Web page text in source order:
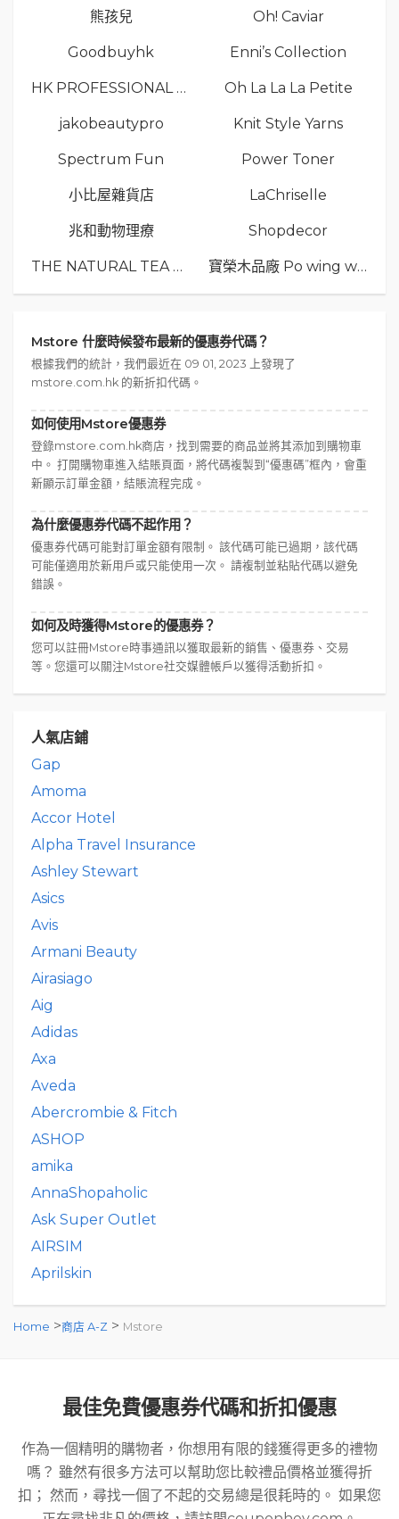
熊孩兒 Oh! Caviar
Goodbuyhk Enni’s Collection
HK PROFESSIONAL TV LIMITED Oh La La La Petite
jakobeautypro Knit Style Yarns
Spectrum Fun Power Toner
小比屋雜貨店 LaChriselle
兆和動物理療 Shopdecor
THE NATURAL TEA Co. 寶榮木品廠 Po wing wood
Mstore 什麼時候發布最新的優惠券代碼？
根據我們的統計，我們最近在 09 01, 2023 上發現了
mstore.com.hk 的新折扣代碼。
如何使用Mstore優惠券
登錄mstore.com.hk商店，找到需要的商品並將其添加到購物車
中。 打開購物車進入結賬頁面，將代碼複製到“優惠碼”框內，會重
新顯示訂單金額，結賬流程完成。
為什麼優惠券代碼不起作用？
優惠券代碼可能對訂單金額有限制。 該代碼可能已過期，該代碼
可能僅適用於新用戶或只能使用一次。 請複制並粘貼代碼以避免
錯誤。
如何及時獲得Mstore的優惠券？
您可以註冊Mstore時事通訊以獲取最新的銷售、優惠券、交易
等。您還可以關注Mstore社交媒體帳戶以獲得活動折扣。
人氣店鋪
Gap
Amoma
Accor Hotel
Alpha Travel Insurance
Ashley Stewart
Asics
Avis
Armani Beauty
Airasiago
Aig
Adidas
Axa
Aveda
Abercrombie & Fitch
ASHOP
amika
AnnaShopaholic
Ask Super Outlet
AIRSIM
Aprilskin
Home >商店 A-Z > Mstore
最佳免費優惠券代碼和折扣優惠
作為一個精明的購物者，你想用有限的錢獲得更多的禮物
嗎？ 雖然有很多方法可以幫助您比較禮品價格並獲得折
扣； 然而，尋找一個了不起的交易總是很耗時的。 如果您